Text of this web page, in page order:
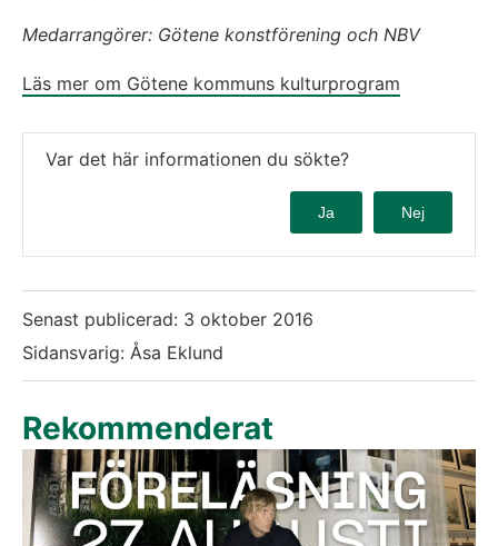
Medarrangörer: Götene konstförening och NBV
Läs mer om Götene kommuns kulturprogram
Var det här informationen du sökte?
Ja Nej
Senast publicerad: 3 oktober 2016
Sidansvarig: Åsa Eklund
Rekommenderat